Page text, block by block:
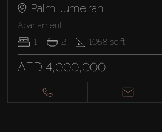
Palm Jumeirah
Apartament
1
2 1058 sq.ft
AED 4,000,000